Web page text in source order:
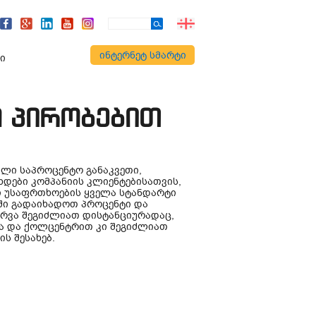
ინტერნეტ სმარტი
საპროცენტო განაკვეთი,
კომპანიის კლიენტებისათვის,
ყველა სტანდარტი
გადაიხადოთ პროცენტი და
შეგიძლიათ დისტანციურადაც,
და ქოლცენტრით კი შეგიძლიათ
შესახებ.